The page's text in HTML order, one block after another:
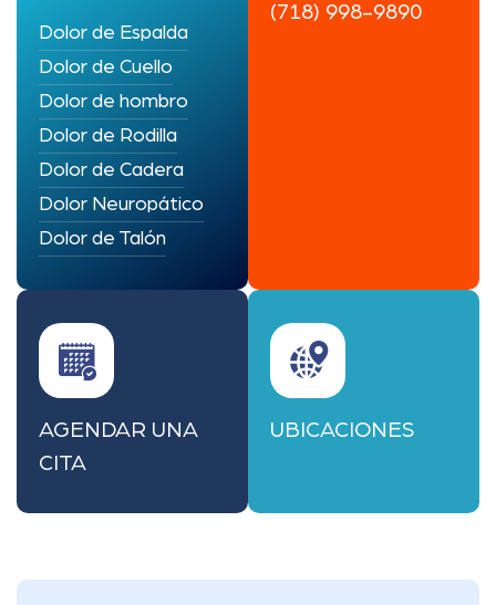
Dolor de Espalda
Dolor de Cuello
Dolor de hombro
Dolor de Rodilla
Dolor de Cadera
Dolor Neuropático
Dolor de Talón
(718) 998-9890
AGENDAR UNA
CITA
UBICACIONES